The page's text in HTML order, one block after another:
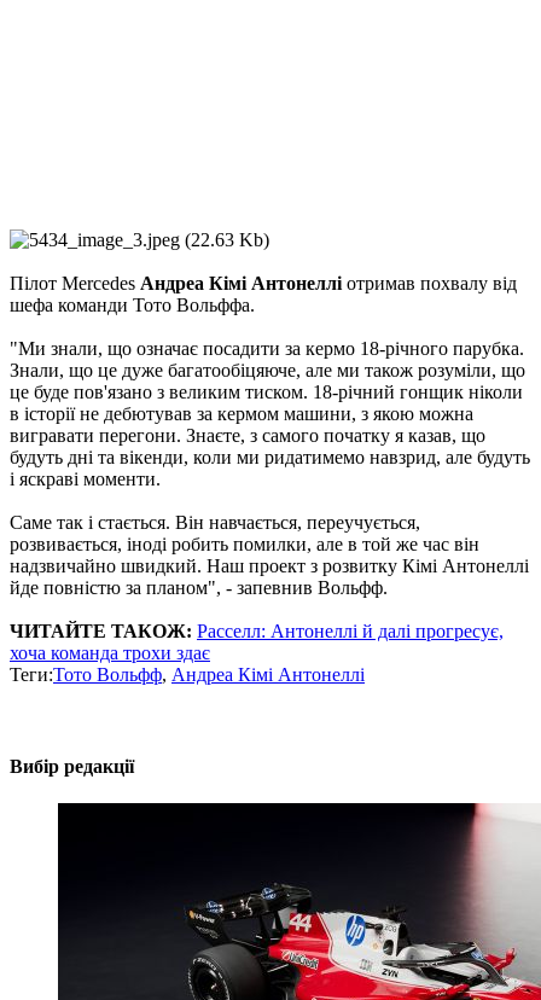
Пілот Mercedes Андреа Кімі Антонелліотримав похвалу від
шефа команди Тото Вольффа.
"Ми знали, що означає посадити за кермо 18-річного парубка.
Знали, що це дуже багатообіцяюче, але ми також розуміли, що
це буде пов'язано з великим тиском. 18-річний гонщик ніколи
в історії не дебютував за кермом машини, з якою можна
вигравати перегони. Знаєте, з самого початку я казав, що
будуть дні та вікенди, коли ми ридатимемо навзрид, але будуть
і яскраві моменти.
Саме так і стається. Він навчається, переучується,
розвивається, іноді робить помилки, але в той же час він
надзвичайно швидкий. Наш проект з розвитку Кімі Антонеллі
йде повністю за планом", - запевнив Вольфф.
ЧИТАЙТЕ ТАКОЖ: Расселл: Антонеллі й далі прогресує,
хоча команда трохи здає
Теги:Тото Вольфф, Андреа Кімі Антонеллі
Вибір редакції